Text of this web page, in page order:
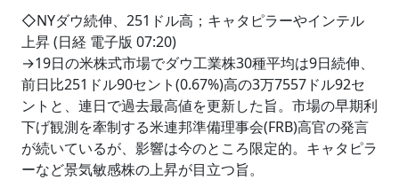
◇NYダウ続伸、251ドル高；キャタピラーやインテル
上昇 (日経 電子版 07:20)
→19日の米株式市場でダウ工業株30種平均は9日続伸、
前日比251ドル90セント(0.67%)高の3万7557ドル92セ
ントと、連日で過去最高値を更新した旨。市場の早期利
下げ観測を牽制する米連邦準備理事会(FRB)高官の発言
が続いているが、影響は今のところ限定的。キャタピラ
ーなど景気敏感株の上昇が目立つ旨。